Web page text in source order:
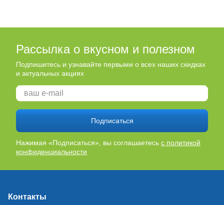
Рассылка о вкусном и полезном
Подпишитесь и узнавайте первыми о всех наших скидках
и актуальных акциях
Подписаться
Нажимая «Подписаться», вы соглашаетесь с политикой
конфиденциальности
Контакты